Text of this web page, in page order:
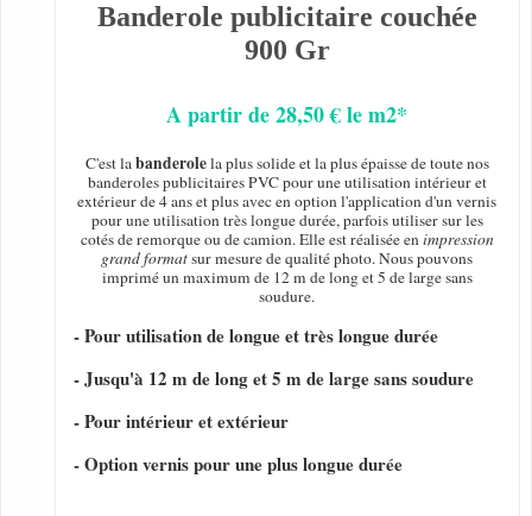
Banderole publicitaire couchée
900 Gr
A partir de 28,50 € le m2*
C'est labanderolela plus solide et la plus épaisse de toute nos
banderoles publicitaires PVC pour une utilisation intérieur et
extérieur de 4 ans et plus avec en option l'application d'un vernis
pour une utilisation très longue durée, parfois utiliser sur les
cotés de remorque ou de camion. Elle est réalisée enimpression
grand formatsur mesure de qualité photo. Nous pouvons
imprimé un maximum de 12 m de long et 5 de large sans
soudure.
- Pour utilisation de longue et très longue durée
- Jusqu'à 12 m de long et 5 m de large sans soudure
- Pour intérieur et extérieur
- Option vernis pour une plus longue durée